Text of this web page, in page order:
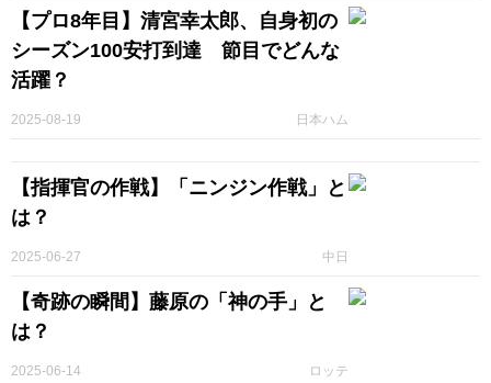
【プロ8年目】清宮幸太郎、自身初の
シーズン100安打到達 節目でどんな
活躍？
日本ハム
2025-08-19
【指揮官の作戦】「ニンジン作戦」と
は？
中日
2025-06-27
【奇跡の瞬間】藤原の「神の手」と
は？
ロッテ
2025-06-14